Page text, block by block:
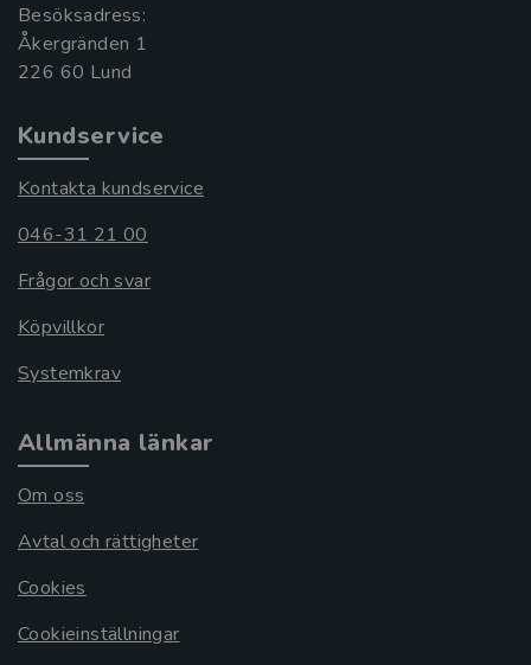
Besöksadress:
Åkergränden 1
Kundservice
Kontakta kundservice
046-31 21 00
Frågor och svar
Köpvillkor
Systemkrav
Allmänna länkar
Om oss
Avtal och rättigheter
Cookies
Cookieinställningar